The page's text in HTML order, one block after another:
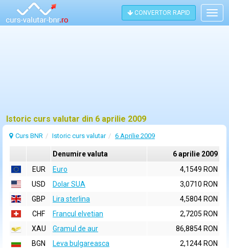
CONVERTOR RAPID
Istoric curs valutar din 6 aprilie 2009
Curs BNR Istoric curs valutar 6 Aprilie 2009
Denumire valuta
6 aprilie 2009
EUR
Euro
4,1549 RON
USD
Dolar SUA
3,0710 RON
GBP
Lira sterlina
4,5804 RON
CHF
Francul elvetian
2,7205 RON
XAU
Gramul de aur
86,8854 RON
BGN
Leva bulgareasca
2,1244 RON